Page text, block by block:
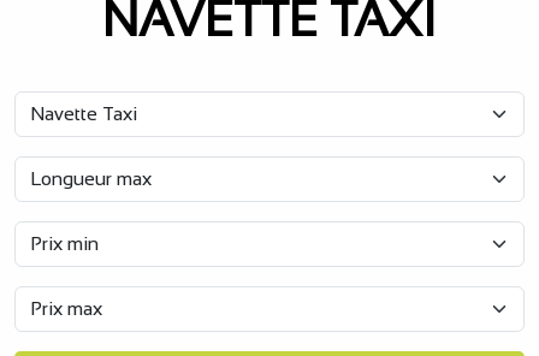
NAVETTE TAXI